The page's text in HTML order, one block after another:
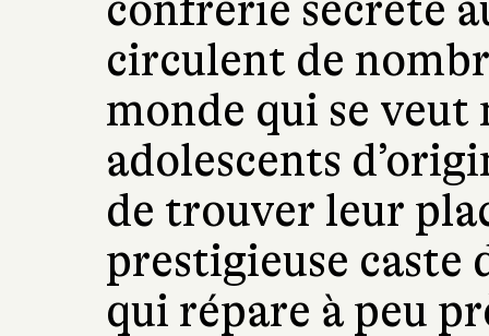
circulent de
monde qui se
adolescents
de trouver leur
prestigieuse caste
qui répare à peu